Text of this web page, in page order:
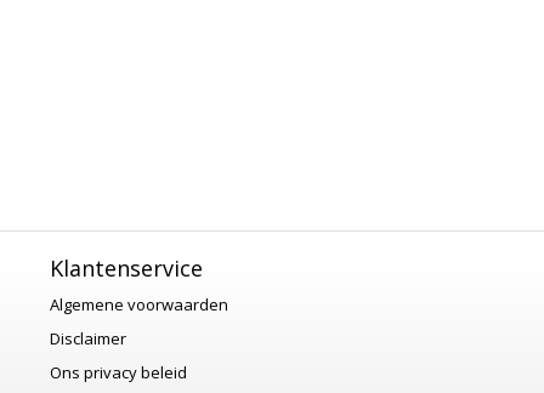
Klantenservice
Algemene voorwaarden
Disclaimer
Ons privacy beleid